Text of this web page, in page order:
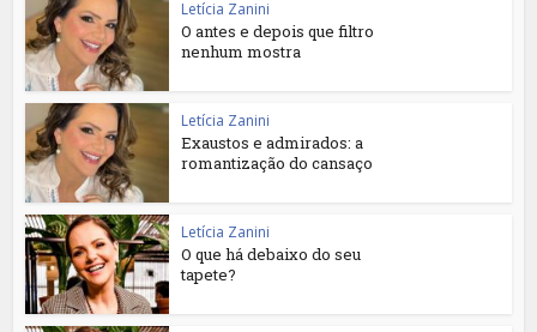
Letícia Zanini
O antes e depois que filtro
nenhum mostra
Letícia Zanini
Exaustos e admirados: a
romantização do cansaço
Letícia Zanini
O que há debaixo do seu
tapete?